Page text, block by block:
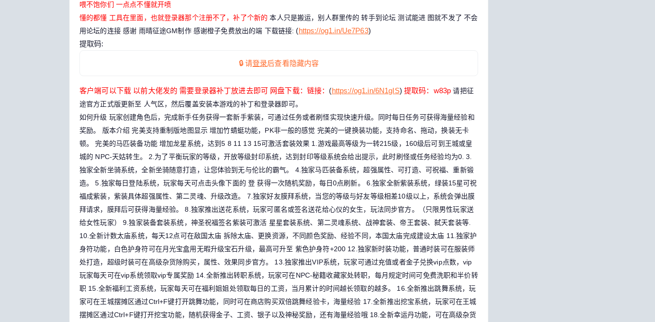
喂不饱你们 一点点不懂就开喷
懂的都懂 工具在里面，也就登录器那个注册不了，补了个新的 本人只是搬运，别人群里传的 转手到论坛 测试能进 图就不发了 不会
用论坛的连接 感谢 雨晴征途GM制作 感谢橙子免费放出的端 下载链接: (https://og1.in/Ue7P63)
提取码:
🔒 请登录后查看隐藏内容
客户端可以下载 以前大佬发的 需要登录器补丁放进去即可 网盘下载：链接： (https://og1.in/6N1gIS)提取码：w83p 请把征
途官方正式版更新至 人气区，然后覆盖安装本游戏的补丁和登录器即可。
如何升级 玩家创建角色后，完成新手任务获得一套新手紫装，可通过任务或者刷怪实现快速升级。同时每日任务可获得海量经验和
奖励。
版本介绍 完美支持重制版地图显示 增加竹蜻蜓功能，PK非一般的感觉 完美的一键换装功能，支持命名、拖动，换装无卡
顿。
完美的马匹装备功能 增加龙星系统，达到5 8 11 13 15可激活套装效果 1.游戏最高等级为一转215级，160级后可到王城或皇
城的 NPC-天姑转生。
2.为了平衡玩家的等级，开放等级封印系统，达到封印等级系统会给出提示，此时刷怪或任务经验均为0. 3.
独家全新坐骑系统，全新坐骑随意打造，让您体验到无与伦比的霸气。
4.独家马匹装备系统，超强属性、可打造、可祝福、重新锻
造。
5.独家每日登陆系统，玩家每天可点击头像下面的 登 获得一次随机奖励，每日0点刷新。
6.独家全新紫装系统，绿装15星可祝
福成紫装，紫装具体超强属性、第二灵魂、升级改造。
7.独家好友膜拜系统，当您的等级与好友等级相差10级以上，系统会弹出膜
拜请求，膜拜后可获得海量经验。
8.独家推出送花系统，玩家可匿名或签名送花给心仪的女生，玩法同步官方。（只限男性玩家送
给女性玩家）
9.独家装备套装系统，神圣祝福签名紫装可激活 星星套装系统、第二灵魂系统、战神套装、帝王套装、弑天套装等.
10.全新计数太庙系统，每天12点可在敌国太庙 拆除太庙、更换资源，不同颜色奖励、经验不同，本国太庙完成建设太庙 11.独家护
身符功能，白色护身符可在月光宝盒用无暇升级宝石升级，最高可升至 紫色护身符+200 12.独家新时装功能，普通时装可在服装师
处打造，超级时装可在高级杂货除购买，属性、效果同步官方。
13.独家推出VIP系统，玩家可通过充值或者金子兑换vip点数，vip
玩家每天可在vip系统领取vip专属奖励 14.全新推出转职系统，玩家可在NPC-秘籍收藏家处转职，每月规定时间可免费洗职和半价转
职 15.全新福利工资系统，玩家每天可在福利姐姐处领取每日的工资，当月累计的时间越长领取的越多。
16.全新推出跳舞系统，玩
家可在王城摆摊区通过Ctrl+F键打开跳舞功能，同时可在商店购买双倍跳舞经验卡，海量经验 17.全新推出挖宝系统，玩家可在王城
摆摊区通过Ctrl+F键打开挖宝功能，随机获得金子、工资、银子以及神秘奖励，还有海量经验哦 18.全新幸运丹功能，可在高级杂货